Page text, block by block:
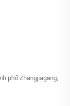
phố Zhangjiagang,